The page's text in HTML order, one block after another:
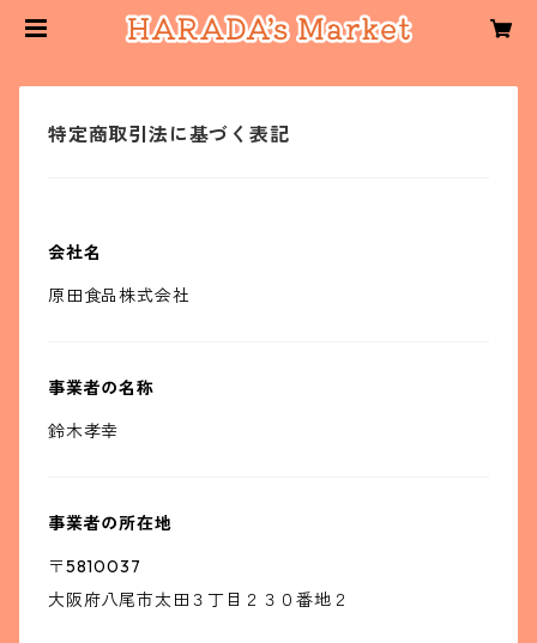
特定商取引法に基づく表記
会社名
原田食品株式会社
事業者の名称
鈴木孝幸
事業者の所在地
〒5810037
大阪府八尾市太田３丁目２３０番地２